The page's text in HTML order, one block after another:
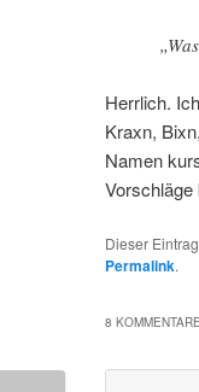
Herrlich.
Kraxn,
Namen
Vorschläge
Dieser
Permalink.
8 KOMMENTARE